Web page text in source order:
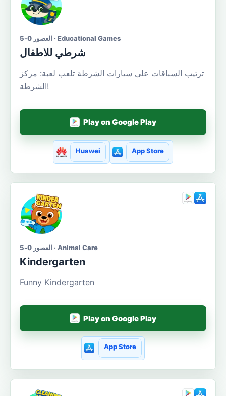
العصور 0-5 · Educational Games
شرطي للاطفال
ترتيب السباقات على سيارات الشرطة تلعب لعبة: مركز
الشرطة!
Play on Google Play
Huawei App Store
العصور 0-5 · Animal Care
Kindergarten
Funny Kindergarten
Play on Google Play
App Store